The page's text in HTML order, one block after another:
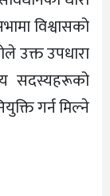
विश्वासको
उक्त उपधारा
सदस्यहरूको
गर्न मिल्ने